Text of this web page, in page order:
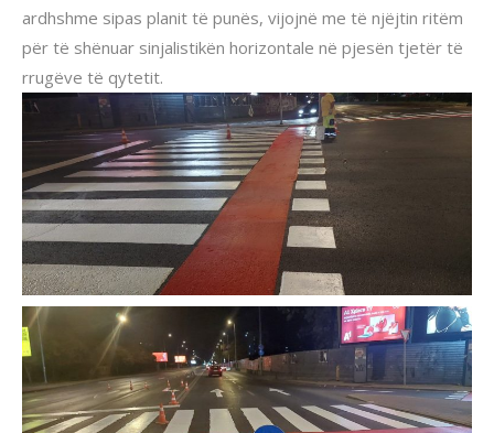
ardhshme sipas planit të punës, vijojnë me të njëjtin ritëm
për të shënuar sinjalistikën horizontale në pjesën tjetër të
rrugëve të qytetit.